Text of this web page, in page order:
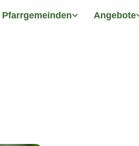
Pfarrgemeinden Angebote